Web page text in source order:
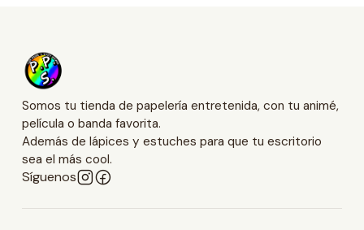
Somos tu tienda de papelería entretenida, con tu animé,
película o banda favorita.
Además de lápices y estuches para que tu escritorio
sea el más cool.
Síguenos